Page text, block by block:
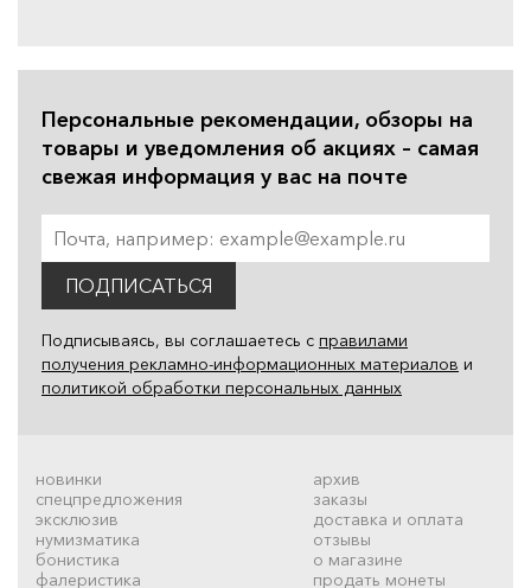
Персональные рекомендации, обзоры на
товары и уведомления об акциях – самая
свежая информация у вас на почте
ПОДПИСАТЬСЯ
Подписываясь, вы соглашаетесь с правилами
получения рекламно-информационных материалов и
политикой обработки персональных данных
новинки
спецпредложения
эксклюзив
нумизматика
бонистика
фалеристика
архив
заказы
доставка и оплата
отзывы
о магазине
продать монеты